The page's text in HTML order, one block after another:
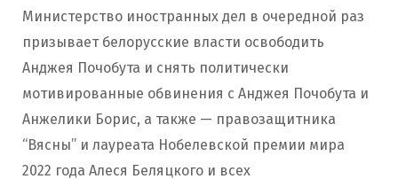
Министерство иностранных дел в очередной раз
призывает белорусские власти освободить
Анджея Почобута и снять политически
мотивированные обвинения с Анджея Почобута и
Анжелики Борис, а также — правозащитника
“Вясны” и лауреата Нобелевской премии мира
2022 года Алеся Беляцкого и всех